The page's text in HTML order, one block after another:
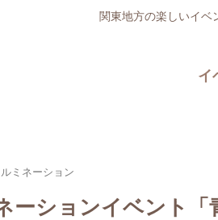
関東地方の楽しいイベ
イ
ミネーション
ーションイベント「